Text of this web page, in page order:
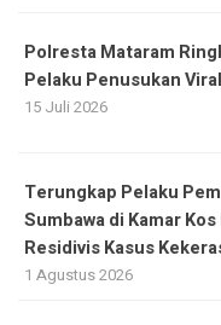
Polresta Mataram
Pelaku Penusukan
15 Juli 2026
Terungkap Pelaku
Sumbawa di Kamar
Residivis Kasus
1 Agustus 2026